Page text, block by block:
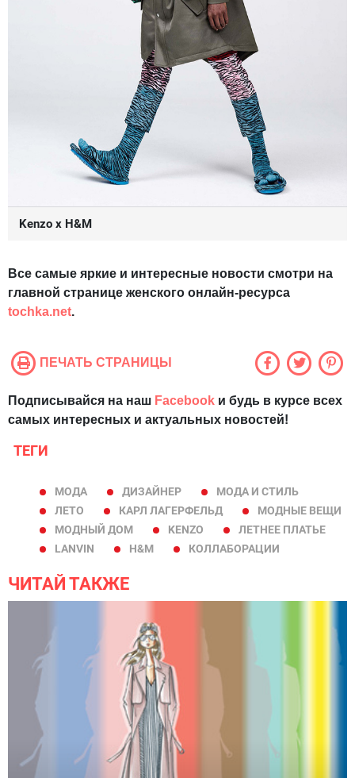
Kenzo x H&M
Все самые яркие и интересные новости смотри на
главной странице женского онлайн-ресурса
tochka.net.
ПЕЧАТЬ СТРАНИЦЫ
Подписывайся на наш Facebook и будь в курсе всех
самых интересных и актуальных новостей!
ТЕГИ
МОДА ДИЗАЙНЕР
МОДА И СТИЛЬ
ЛЕТО
КАРЛ ЛАГЕРФЕЛЬД
МОДНЫЕ ВЕЩИ
МОДНЫЙ ДОМ
KENZO
ЛЕТНЕЕ ПЛАТЬЕ
LANVIN
H&M КОЛЛАБОРАЦИИ
ЧИТАЙ ТАКЖЕ